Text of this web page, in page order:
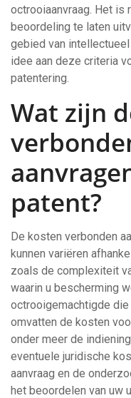
octrooiaanvraag. Het is
beoordeling te laten
gebied van
idee aan deze criteria
patentering.
Wat zijn
patent?
De kosten verbonden
kunnen variëren
zoals de complexiteit
waarin u bescherming
octrooigemachtigde die
omvatten de kosten
onder meer de
eventuele juridische
aanvraag en de
het beoordelen van uw